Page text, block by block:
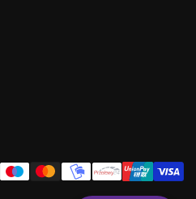
čist i svjež dom!
savjete za čist i mirisan dom!
popustima, posebnim